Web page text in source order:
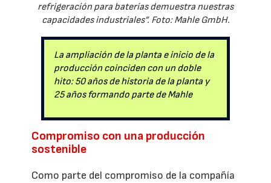
refrigeración para baterías demuestra nuestras
capacidades industriales”. Foto: Mahle GmbH.
La ampliación de la planta e inicio de la
producción coinciden con un doble
hito: 50 años de historia de la planta y
25 años formando parte de Mahle
Compromiso con una producción
sostenible
Como parte del compromiso de la compañía